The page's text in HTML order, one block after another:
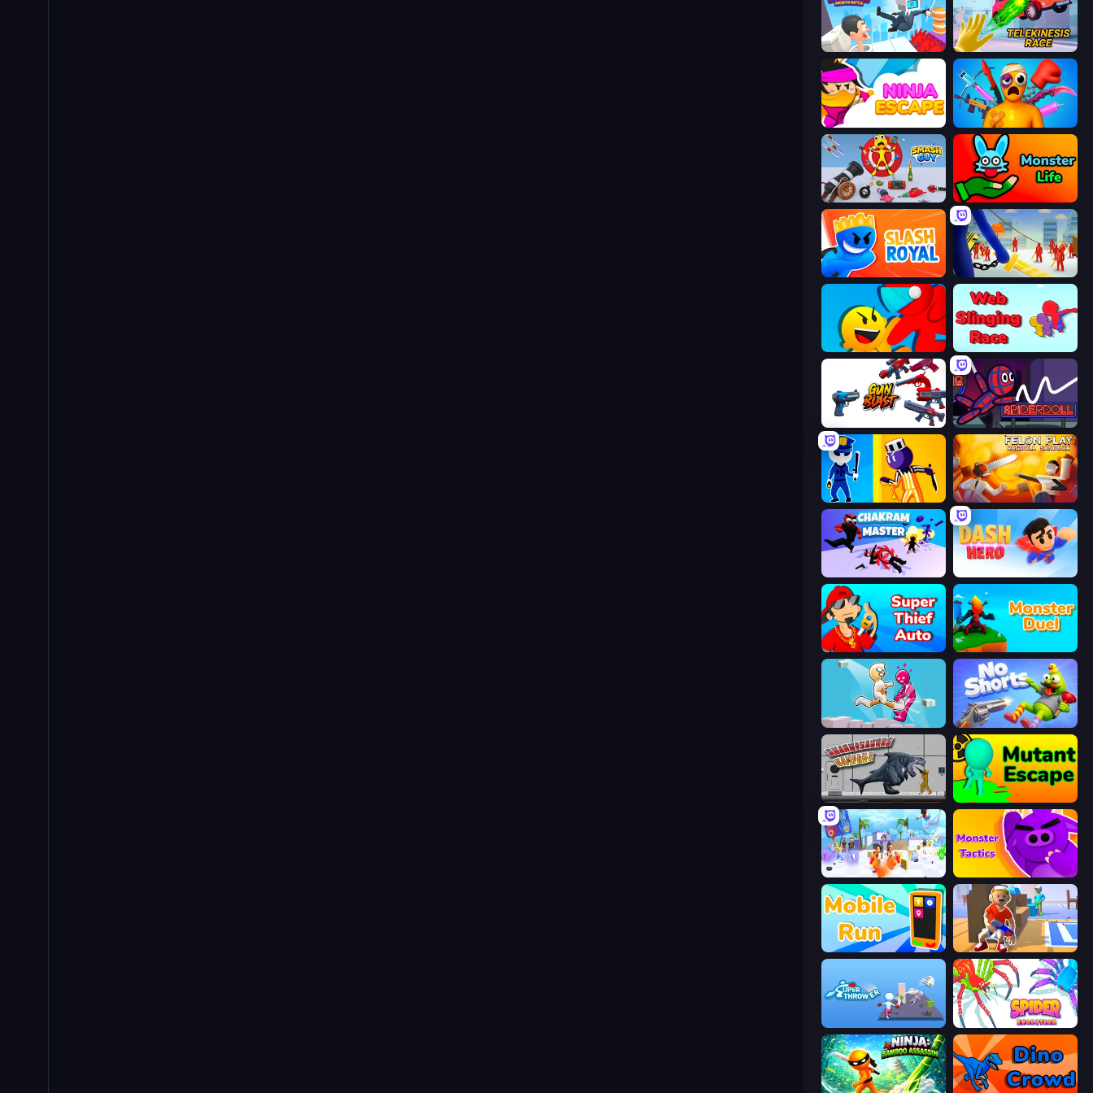
Swing Monster: Decisive Battle Telekinesis Race 3D
Ninja Escape Fun Ragdoll Challenge!
Monster Life
Slash Royal Slasher
Riot Escape Web Slinging Race
SpiderDoll
Felon Play: Ragdoll Sandbox
Chakram Master
Super Thief Auto Monster Duel
Pushover No Shorts
Sharkosaurus Rampage Mutant Escape
Elemental Gloves - Magic Power Monsters Tactics
Mobile Run Blaster Pranks
Super Thrower Spider Evolution: Runner Game